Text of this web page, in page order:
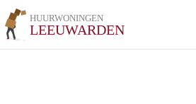
HUURWONINGEN
LEEUWARDEN